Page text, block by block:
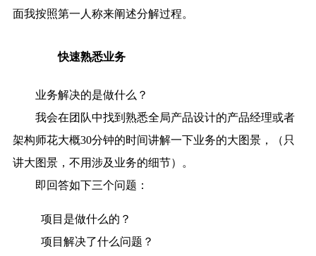
面我按照第一人称来阐述分解过程。
快速熟悉业务
业务解决的是做什么？
我会在团队中找到熟悉全局产品设计的产品经理或者
架构师花大概30分钟的时间讲解一下业务的大图景，（只
讲大图景，不用涉及业务的细节）。
即回答如下三个问题：
项目是做什么的？
项目解决了什么问题？